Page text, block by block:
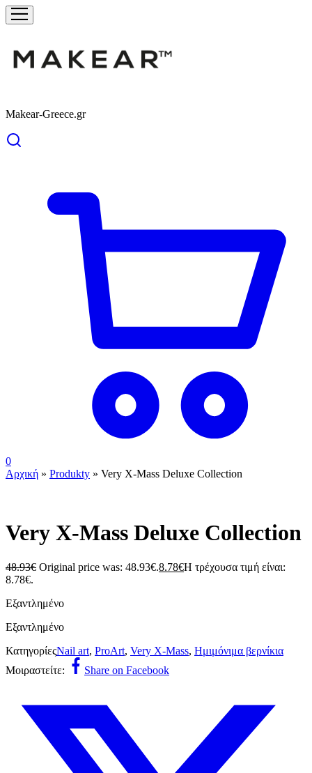
Makear-Greece.gr
0
Αρχική » Produkty » Very X-Mass Deluxe Collection
Very X-Mass Deluxe Collection
48.93€ Original price was: 48.93€.8.78€Η τρέχουσα τιμή είναι:
8.78€.
Εξαντλημένο
Εξαντλημένο
ΚατηγορίεςNail art, ProArt, Very X-Mass, Ημιμόνιμα βερνίκια
Μοιραστείτε:
Share on Facebook